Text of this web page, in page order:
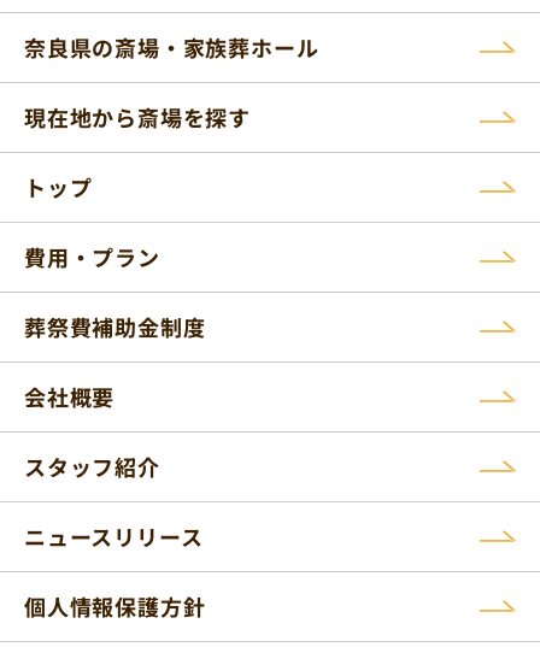
奈良県の斎場・家族葬ホール
現在地から斎場を探す
トップ
費用・プラン
葬祭費補助金制度
会社概要
スタッフ紹介
ニュースリリース
個人情報保護方針